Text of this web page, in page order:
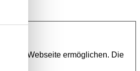
der Webseite ermöglichen. Die